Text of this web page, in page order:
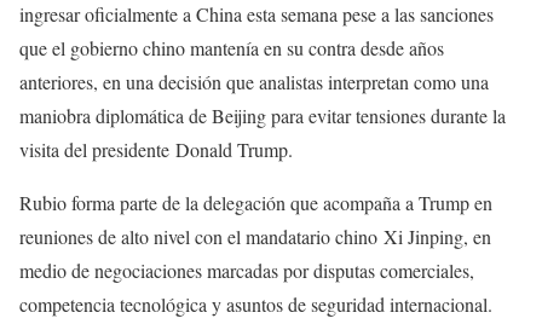
ingresar oficialmente a China esta semana pese a las sanciones
que el gobierno chino mantenía en su contra desde años
anteriores, en una decisión que analistas interpretan como una
maniobra diplomática de Beijing para evitar tensiones durante la
visita del presidente Donald Trump.
Rubio forma parte de la delegación que acompaña a Trump en
reuniones de alto nivel con el mandatario chino Xi Jinping, en
medio de negociaciones marcadas por disputas comerciales,
competencia tecnológica y asuntos de seguridad internacional.